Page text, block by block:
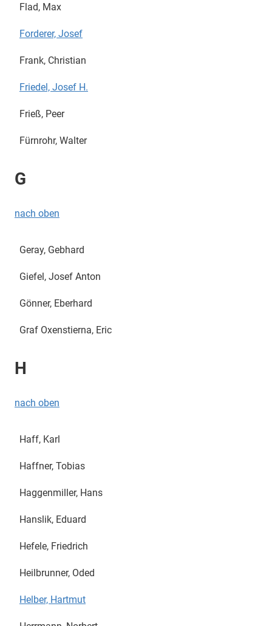
Flad, Max
Forderer, Josef
Frank, Christian
Friedel, Josef H.
Frieß, Peer
Fürnrohr, Walter
G
nach oben
Geray, Gebhard
Giefel, Josef Anton
Gönner, Eberhard
Graf Oxenstierna, Eric
H
nach oben
Haff, Karl
Haffner, Tobias
Haggenmiller, Hans
Hanslik, Eduard
Hefele, Friedrich
Heilbrunner, Oded
Helber, Hartmut